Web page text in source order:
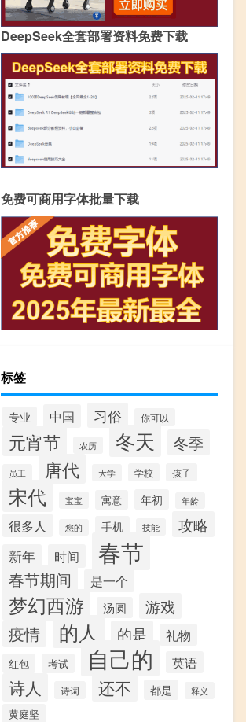
DeepSeek全套部署资料免费下载
免费可商用字体批量下载
标签
专业 中国 习俗 你可以
元宵节 农历 冬天 冬季
员工 唐代 大学 学校 孩子
宋代 宝宝 寓意 年初 年龄
很多人 您的 手机 技能 攻略
新年 时间 春节
春节期间 是一个
梦幻西游 汤圆 游戏
疫情 的人 的是 礼物
红包 考试 自己的 英语
诗人 诗词 还不 都是 释义
黄庭坚